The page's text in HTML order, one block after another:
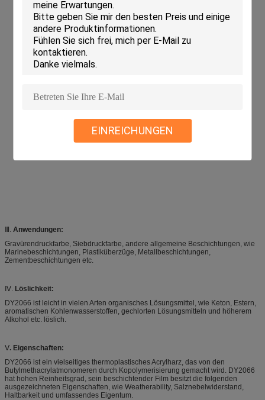
EINREICHUNGEN
Ⅲ. Anwendungen:
Gravürendruckfarbe, Siebdruckfarbe, andere allgemeine Beschichtungen, wie
Marinebeschichtungen, Plastiküberzüge, Metallbeschichtungen,
Zementbeschichtungen etc.
Ⅳ. Löslichkeit:
DY2066 ist leicht in vielen Arten organisches Lösungsmittel, wie Keton, Estern,
aromatischen Kohlenwasserstoffen, gechlorten Lösungsmitteln und höherem
Alkohol etc. löslich.
Ⅴ. Eigenschaften:
DY2066 ist ein vielseitiges thermoplastisches Acrylharz, das von den
Butylmethacrylatmonomeren durch Kopolymerisierung gemacht wird. DY2066
hat hohen Reinheitsgrad, sein beschichtender Film besitzt die folgenden
ausgezeichneten Eigenschaften, wie Weatherability, Salznebelwiderstand,
Haltbarkeit und umfassendes Eigentum.